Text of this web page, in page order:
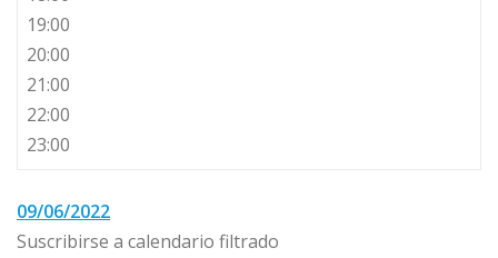
19:00
20:00
21:00
22:00
23:00
09/06/2022
Suscribirse a calendario filtrado